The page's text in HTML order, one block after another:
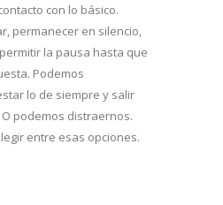
con lo básico.
permanecer en silencio,
la pausa hasta que
Podemos
lo de siempre y salir
podemos distraernos.
entre esas opciones.